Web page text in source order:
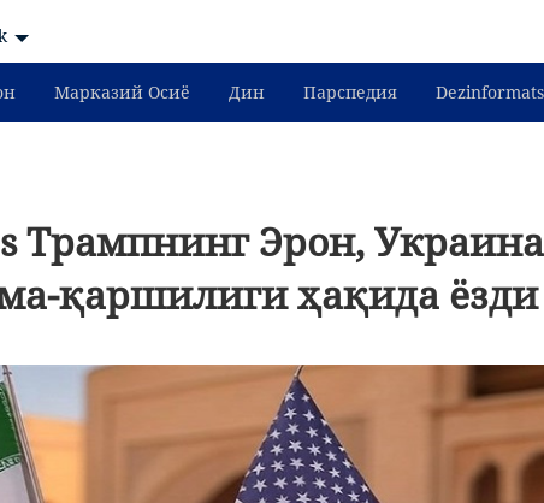
Марказий Осиё Дин Парспедия
Трампнинг Эрон,
қаршилиги ҳақида ёзди